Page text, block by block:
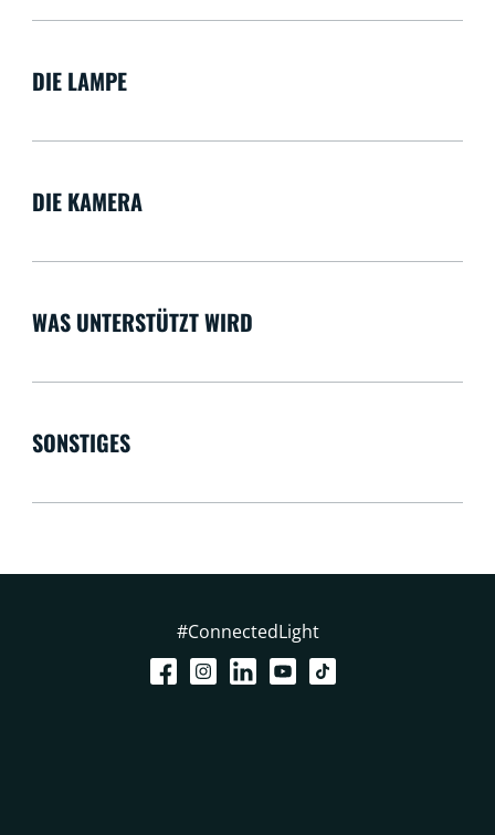
DIE LAMPE
DIE KAMERA
WAS UNTERSTÜTZT WIRD
SONSTIGES
#ConnectedLight